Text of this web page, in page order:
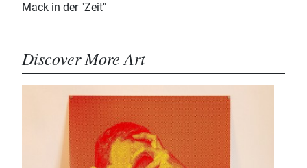
Mack in der "Zeit"
Discover More Art